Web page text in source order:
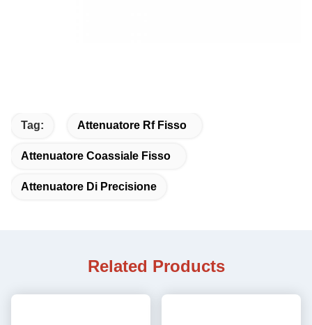
Tag: Attenuatore Rf Fisso
Attenuatore Coassiale Fisso
Attenuatore Di Precisione
Related Products